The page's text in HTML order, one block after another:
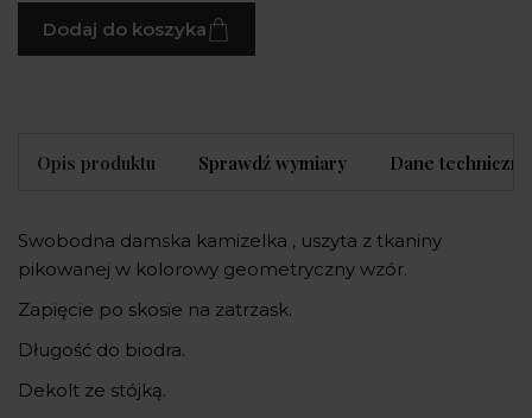
Dodaj do koszyka
Opis produktu Sprawdź wymiary Dane techniczne
Swobodna damska kamizelka , uszyta z tkaniny
pikowanej w kolorowy geometryczny wzór.
Zapięcie po skosie na zatrzask.
Długość do biodra.
Dekolt ze stójką.